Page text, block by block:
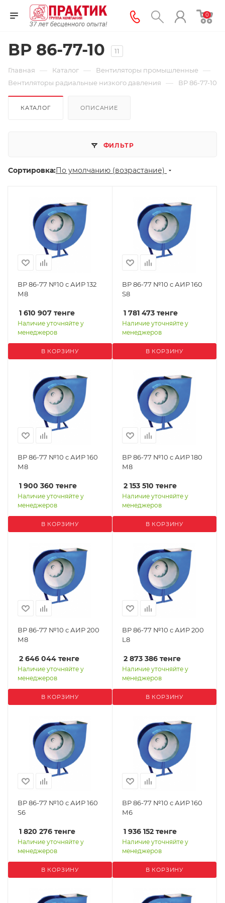
0
ВР 86-77-10 11
Главная — Каталог — Вентиляторы промышленные —
Вентиляторы радиальные низкого давления — ВР 86-77-10
КАТАЛОГ ОПИСАНИЕ
ФИЛЬТР
Сортировка:По умолчанию (возрастание)
ВР 86-77 №10 с АИР 132
М8
1 610 907 тенге
Наличие уточняйте у
менеджеров
В КОРЗИНУ
ВР 86-77 №10 с АИР 160
S8
1 781 473 тенге
Наличие уточняйте у
менеджеров
В КОРЗИНУ
ВР 86-77 №10 с АИР 160
М8
1 900 360 тенге
Наличие уточняйте у
менеджеров
В КОРЗИНУ
ВР 86-77 №10 с АИР 180
М8
2 153 510 тенге
Наличие уточняйте у
менеджеров
В КОРЗИНУ
ВР 86-77 №10 с АИР 200
М8
2 646 044 тенге
Наличие уточняйте у
менеджеров
В КОРЗИНУ
ВР 86-77 №10 с АИР 200
L8
2 873 386 тенге
Наличие уточняйте у
менеджеров
В КОРЗИНУ
ВР 86-77 №10 с АИР 160
S6
1 820 276 тенге
Наличие уточняйте у
менеджеров
В КОРЗИНУ
ВР 86-77 №10 с АИР 160
М6
1 936 152 тенге
Наличие уточняйте у
менеджеров
В КОРЗИНУ